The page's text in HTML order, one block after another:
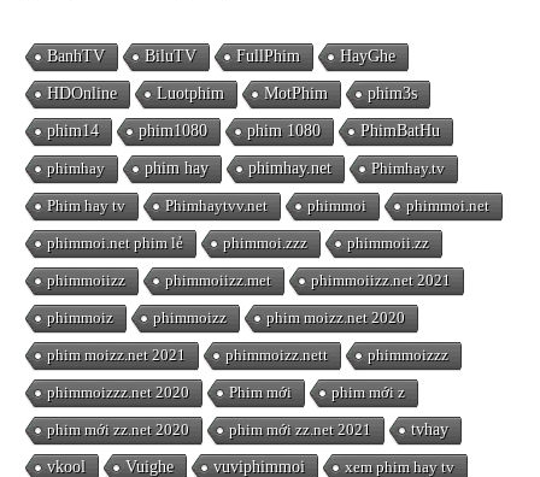
BanhTV BiluTV FullPhim HayGhe
HDOnline Luotphim MotPhim phim3s
phim14 phim1080 phim 1080 PhimBatHu
phimhay phim hay phimhay.net Phimhay.tv
Phim hay tv Phimhaytvv.net phimmoi phimmoi.net
phimmoi.net phim lẻ phimmoi.zzz phimmoii.zz
phimmoiizz phimmoiizz.met phimmoiizz.net 2021
phimmoiz phimmoizz phim moizz.net 2020
phim moizz.net 2021 phimmoizz.nett phimmoizzz
phimmoizzz.net 2020 Phim mới phim mới z
phim mới zz.net 2020 phim mới zz.net 2021 tvhay
vkool Vuighe vuviphimmoi xem phim hay tv